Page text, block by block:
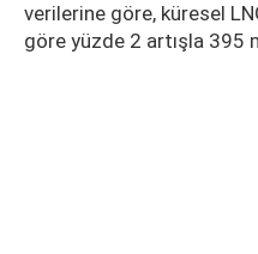
verilerine göre, küresel
göre yüzde 2 artışla 395